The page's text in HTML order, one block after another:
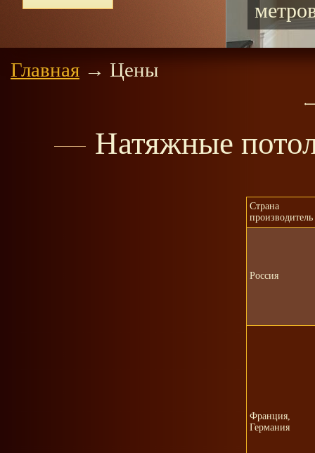
Главная → Цены
Натяжные
Страна
производитель
Россия
Франция,
Германия